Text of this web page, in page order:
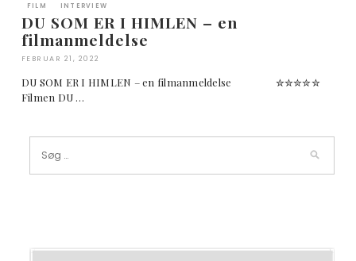
FILM INTERVIEW
DU SOM ER I HIMLEN – en
filmanmeldelse
FEBRUAR 21, 2022
DU SOM ER I HIMLEN – en filmanmeldelse ✮✮✮✮✮
Filmen DU …